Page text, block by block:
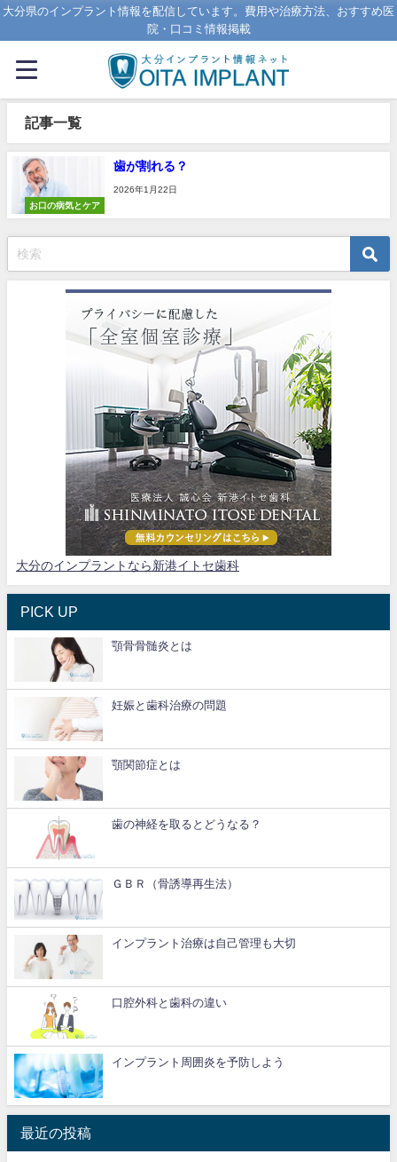
大分県のインプラント情報を配信しています。費用や治療方法、おすすめ医
院・口コミ情報掲載
記事一覧
お口の病気とケア
歯が割れる？
2026年1月22日
大分のインプラントなら新港イトセ歯科
PICK UP
顎骨骨髄炎とは
妊娠と歯科治療の問題
顎関節症とは
歯の神経を取るとどうなる？
ＧＢＲ（骨誘導再生法）
インプラント治療は自己管理も大切
口腔外科と歯科の違い
インプラント周囲炎を予防しよう
最近の投稿